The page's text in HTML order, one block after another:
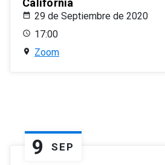
California
29 de Septiembre de 2020
17:00
Zoom
9 SEP